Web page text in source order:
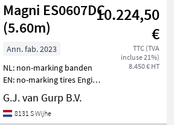
Pays Filtres
Afficher
résultats
Magni ES0607DC
(5.60m)
10.224,50
€
TTC (TVA
incluse 21%)
8.450 € HT
Ann. fab. 2023
NL: non-marking banden
EN: no-marking tires Engins
de chantier Rampes
hydrauliques
G.J. van Gurp B.V.
8131 S Wijhe